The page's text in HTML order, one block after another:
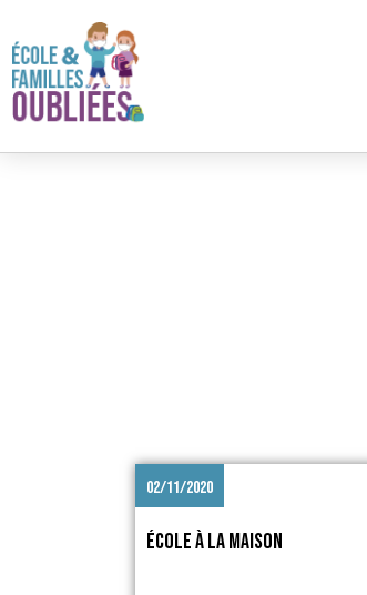
02/11/2020
École à la maison